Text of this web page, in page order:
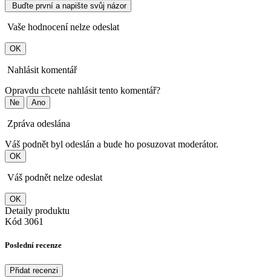
Buďte první a napište svůj názor
Vaše hodnocení nelze odeslat
OK
Nahlásit komentář
Opravdu chcete nahlásit tento komentář?
Ne Ano
Zpráva odeslána
Váš podnět byl odeslán a bude ho posuzovat moderátor.
OK
Váš podnět nelze odeslat
OK
Detaily produktu
Kód 3061
Poslední recenze
Přidat recenzi